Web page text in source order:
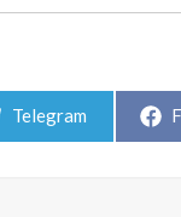
Share
Telegram